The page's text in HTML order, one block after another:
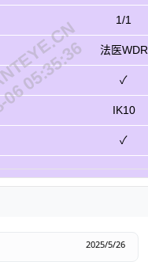
1/1
法医WDR
✓
IK10
✓
2025/5/26
05:35:36